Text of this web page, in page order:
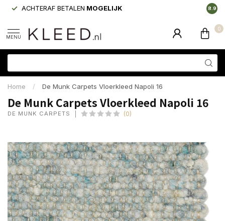
ACHTERAF BETALEN MOGELIJK 8.9
MENU
0
Home / De Munk Carpets Vloerkleed Napoli 16
De Munk Carpets Vloerkleed Napoli 16
DE MUNK CARPETS (0)